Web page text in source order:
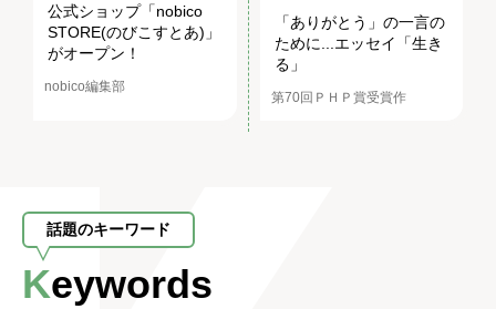
公式ショップ「nobico
STORE(のびこすとあ)」
がオープン！
nobico編集部
「ありがとう」の一言の
ために...エッセイ「生き
る」
第70回ＰＨＰ賞受賞作
話題のキーワード
Keywords